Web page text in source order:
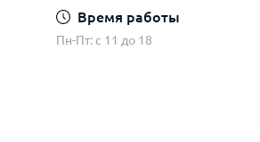
Время работы
Пн-Пт: c 11 до 18